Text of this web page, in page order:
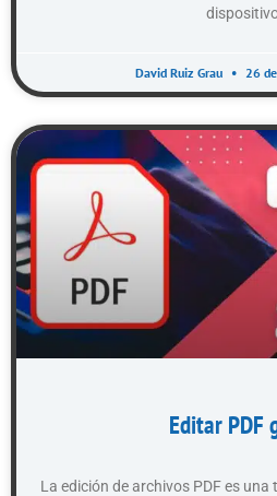
David Ruiz Grau 26
Editar PDF
La edición de archivos PDF es